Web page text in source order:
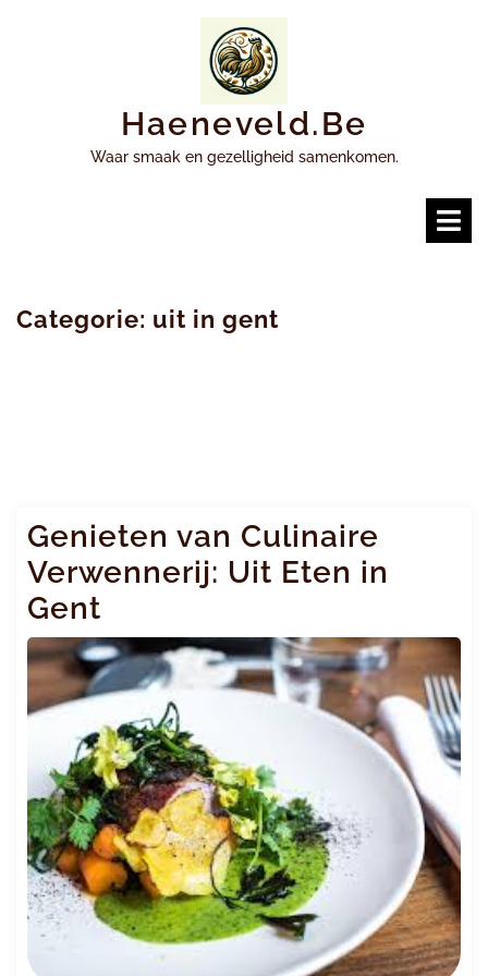
Haeneveld.be
Waar smaak en gezelligheid samenkomen.
Categorie: uit in gent
Genieten van Culinaire
Verwennerij: Uit Eten in
Gent